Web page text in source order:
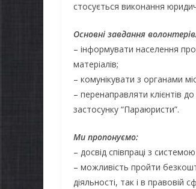
стосується виконання
Основні завдання
– інформувати населення
матеріалів;
– комунікувати з органами
– перенаправляти клієнтів
застосунку “Параюристи”.
Ми пропонуємо:
– досвід співпраці з
– можливість пройти
діяльності, так і в правовій